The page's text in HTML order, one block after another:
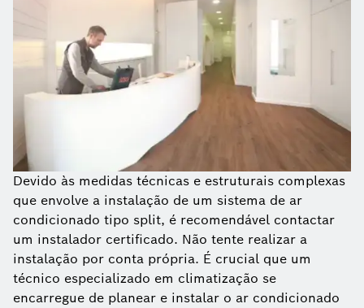
Devido às medidas técnicas e estruturais complexas
que envolve a instalação de um sistema de ar
condicionado tipo split, é recomendável contactar
um instalador certificado. Não tente realizar a
instalação por conta própria. É crucial que um
técnico especializado em climatização se
encarregue de planear e instalar o ar condicionado